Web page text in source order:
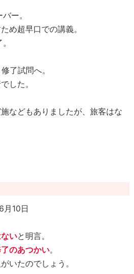
ー。
め超早口での講義。
了試問へ。
した。
などもありましたが、旅客はな
10日
いと明言。
のあつかい。
いたのでしょう。